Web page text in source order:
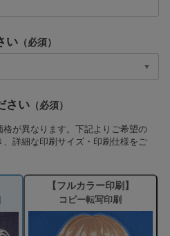
い （必須）
さい （必須）
が異なります。下記よりご希望の
詳細な印刷サイズ・印刷仕様をご
【フルカラー印刷】
コピー転写印刷